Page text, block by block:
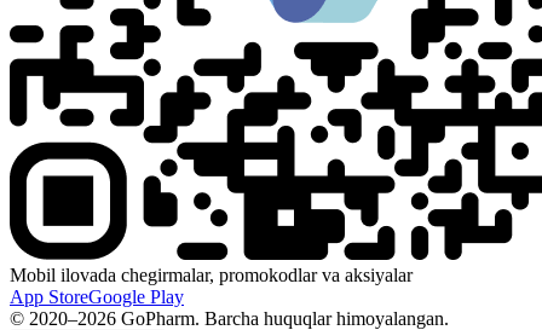
Mobil ilovada chegirmalar, promokodlar va aksiyalar
App StoreGoogle Play
© 2020–2026 GoPharm. Barcha huquqlar himoyalangan.